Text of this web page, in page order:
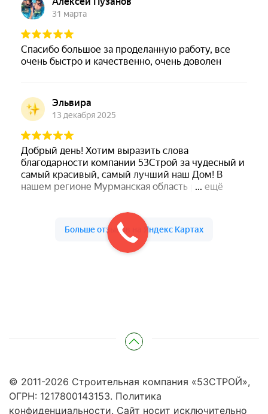
© 2011-2026 Строительная компания «53СТРОЙ»,
ОГРН: 1217800143153. Политика
конфиденциальности. Сайт носит исключительно